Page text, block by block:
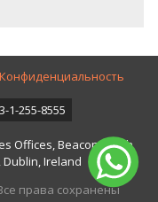
Конфиденциальность
1-255-8555
Offices, Beacon South
Dublin, Ireland
права сохранены